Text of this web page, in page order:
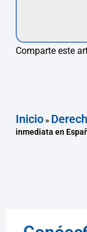
Comparte este
Inicio»
inmediata en